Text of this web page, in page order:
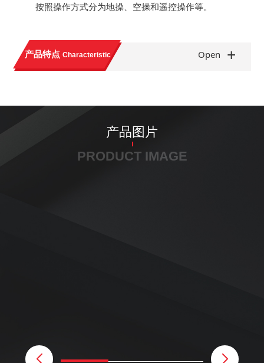
按照操作方式分为地操、空操和遥控操作等。
产品特点Characteristic Open +
产品图片
PRODUCT IMAGE